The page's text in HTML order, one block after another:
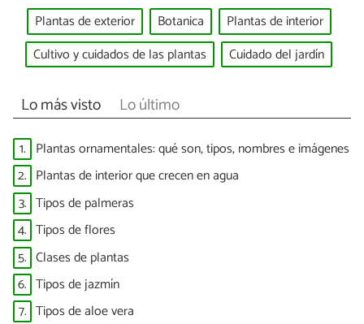
Plantas de exterior Botanica
Plantas de interior
Cultivo y cuidados de las plantas
Cuidado del jardín
Lo más visto Lo último
1. Plantas ornamentales: qué son, tipos, nombres e imágenes
2. Plantas de interior que crecen en agua
3. Tipos de palmeras
4. Tipos de flores
5. Clases de plantas
6. Tipos de jazmín
7. Tipos de aloe vera